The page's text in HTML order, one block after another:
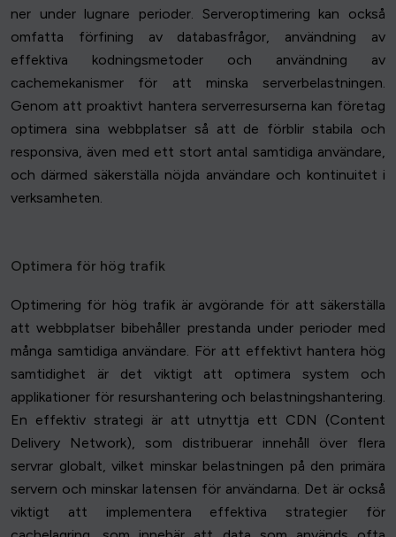
ner under lugnare perioder. Serveroptimering kan också
omfatta förfining av databasfrågor, användning av
effektiva kodningsmetoder och användning av
cachemekanismer för att minska serverbelastningen.
Genom att proaktivt hantera serverresurserna kan företag
optimera sina webbplatser så att de förblir stabila och
responsiva, även med ett stort antal samtidiga användare,
och därmed säkerställa nöjda användare och kontinuitet i
verksamheten.
Optimera för hög trafik
Optimering för hög trafik är avgörande för att säkerställa
att webbplatser bibehåller prestanda under perioder med
många samtidiga användare. För att effektivt hantera hög
samtidighet är det viktigt att optimera system och
applikationer för resurshantering och belastningshantering.
En effektiv strategi är att utnyttja ett CDN (Content
Delivery Network), som distribuerar innehåll över flera
servrar globalt, vilket minskar belastningen på den primära
servern och minskar latensen för användarna. Det är också
viktigt att implementera effektiva strategier för